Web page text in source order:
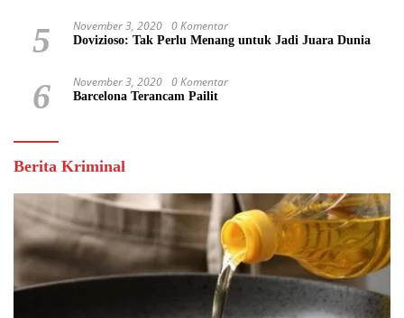
5 November 3, 2020 0 Komentar
Dovizioso: Tak Perlu Menang untuk Jadi Juara Dunia
6 November 3, 2020 0 Komentar
Barcelona Terancam Pailit
Berita Kriminal